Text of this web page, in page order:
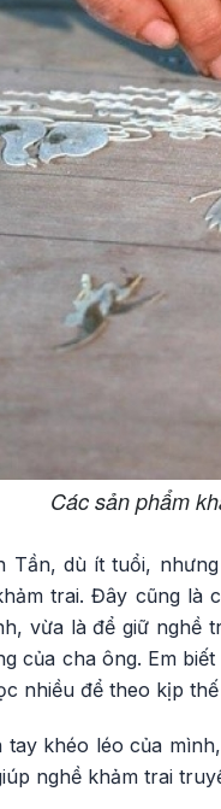
Các sản phẩm
Tần, dù ít tuổi,
trai. Đây cũng là
vừa là để giữ nghề
của cha ông. Em
nhiều để theo kịp
tay khéo léo của
nghề khảm trai